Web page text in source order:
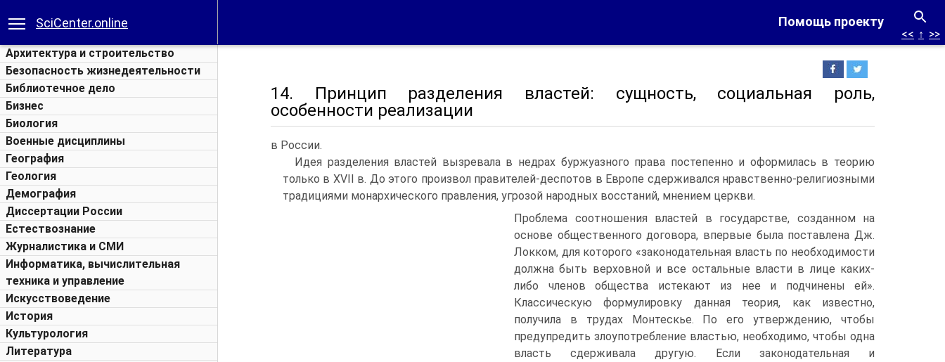
Помощь проекту
SciCenter.online
Архитектура и строительство
Безопасность жизнедеятельности
Библиотечное дело
Бизнес
Биология
Военные дисциплины
География
Геология
Демография
Диссертации России
Естествознание
Журналистика и СМИ
Информатика, вычислительная
техника и управление
Искусствоведение
История
Культурология
Литература
<< ↑ >>
14. Принцип разделения властей: сущность, социальная роль,
особенности реализации
в России.
Идея разделения властей вызревала в недрах буржуазного права постепенно и оформилась в теорию
только в XVII в. До этого произвол правителей-деспотов в Европе сдерживался нравственно-религиозными
традициями монархического правления, угрозой народных восстаний, мнением церкви.
Проблема соотношения властей в государстве, созданном на
основе общественного договора, впервые была поставлена Дж.
Локком, для которого «законодательная власть по необходимости
должна быть верховной и все остальные власти в лице каких-
либо членов общества истекают из нее и подчинены ей».
Классическую формулировку данная теория, как известно,
получила в трудах Монтескье. По его утверждению, чтобы
предупредить злоупотребление властью, необходимо, чтобы одна
власть сдерживала другую. Если законодательная и